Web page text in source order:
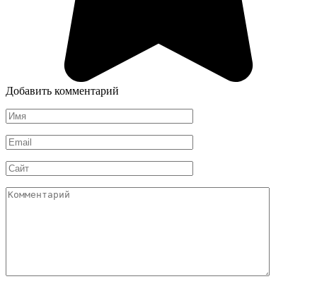
Добавить комментарий
Имя
*
Email
*
Сайт
Комментарий